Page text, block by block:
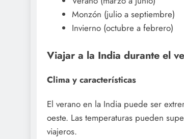
Monzón (julio a septiembre)
Invierno (octubre a febrero)
Viajar a la India durante el
Clima y características
El verano en la India puede ser
oeste. Las temperaturas pueden
viajeros.